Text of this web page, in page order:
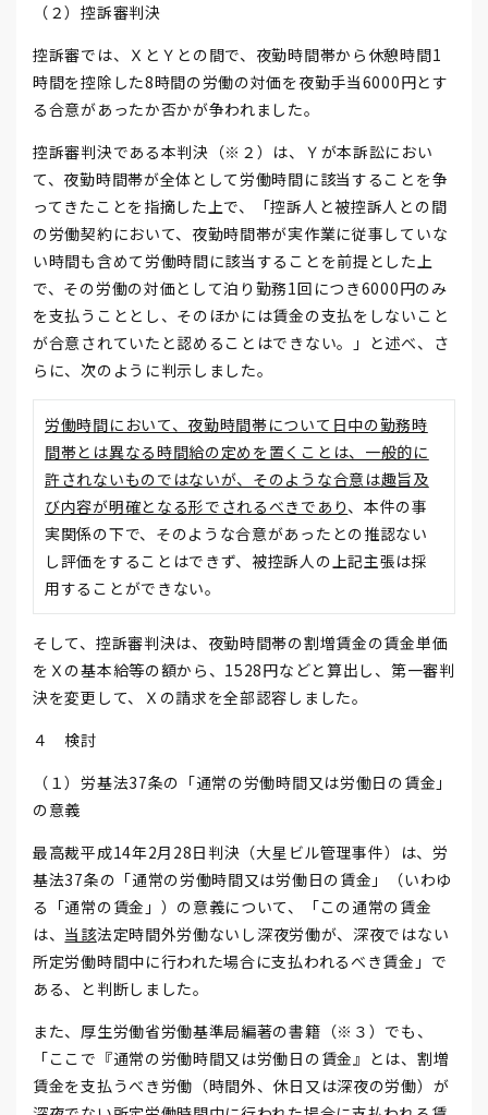
（２）控訴審判決
控訴審では、ＸとＹとの間で、夜勤時間帯から休憩時間1
時間を控除した8時間の労働の対価を夜勤手当6000円とす
る合意があったか否かが争われました。
控訴審判決である本判決（※２）は、Ｙが本訴訟におい
て、夜勤時間帯が全体として労働時間に該当することを争
ってきたことを指摘した上で、「控訴人と被控訴人との間
の労働契約において、夜勤時間帯が実作業に従事していな
い時間も含めて労働時間に該当することを前提とした上
で、その労働の対価として泊り勤務1回につき6000円のみ
を支払うこととし、そのほかには賃金の支払をしないこと
が合意されていたと認めることはできない。」と述べ、さ
らに、次のように判示しました。
労働時間において、夜勤時間帯について日中の勤務時
間帯とは異なる時間給の定めを置くことは、一般的に
許されないものではないが、そのような合意は趣旨及
び内容が明確となる形でされるべきであり、本件の事
実関係の下で、そのような合意があったとの推認ない
し評価をすることはできず、被控訴人の上記主張は採
用することができない。
そして、控訴審判決は、夜勤時間帯の割増賃金の賃金単価
をＸの基本給等の額から、1528円などと算出し、第一審判
決を変更して、Ｘの請求を全部認容しました。
４ 検討
（１）労基法37条の「通常の労働時間又は労働日の賃金」
の意義
最高裁平成14年2月28日判決（大星ビル管理事件）は、労
基法37条の「通常の労働時間又は労働日の賃金」（いわゆ
る「通常の賃金」）の意義について、「この通常の賃金
は、 当該法定時間外労働ないし深夜労働が、深夜ではない
所定労働時間中に行われた場合に支払われるべき賃金」で
ある、と判断しました。
また、厚生労働省労働基準局編著の書籍（※３）でも、
「ここで『通常の労働時間又は労働日の賃金』とは、割増
賃金を支払うべき労働（時間外、休日又は深夜の労働）が